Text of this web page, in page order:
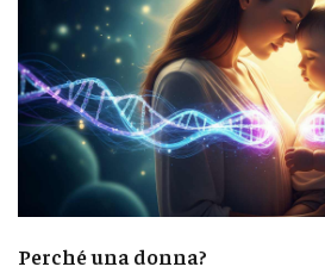
Perché una donna?